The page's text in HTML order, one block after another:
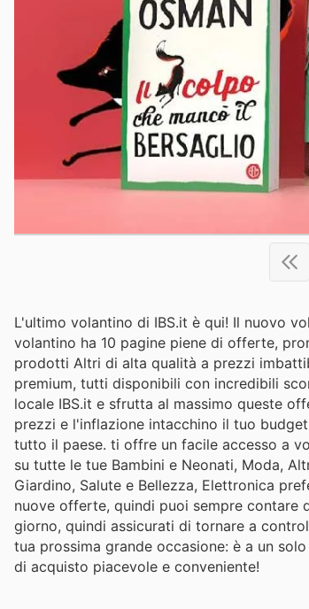
L'ultimo volantino di IBS.it è qui! Il nuovo
volantino ha 10 pagine piene di offerte,
prodotti Altri di alta qualità a prezzi
premium, tutti disponibili con incredibili
locale IBS.it e sfrutta al massimo queste
prezzi e l'inflazione intacchino il tuo
tutto il paese. ti offre un facile accesso a
su tutte le tue Bambini e Neonati, Moda,
Giardino, Salute e Bellezza, Elettronica
nuove offerte, quindi puoi sempre contare
giorno, quindi assicurati di tornare a
tua prossima grande occasione: è a un
di acquisto piacevole e conveniente!